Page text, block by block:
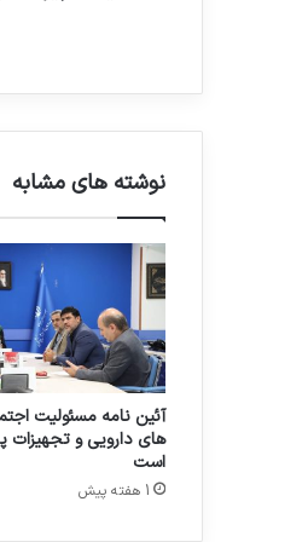
ی
ت
ب
ه
ج
ا
گ
ا
ه
پ
ژ
و
ه
نوشته های مشابه
آئین نامه مسئولیت
های دارویی و تجهیزات
است
1 هفته پیش